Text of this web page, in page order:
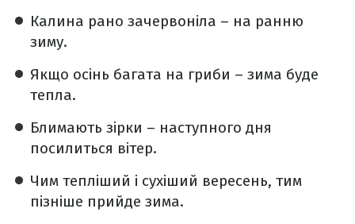
Калина рано зачервоніла – на ранню
зиму.
Якщо осінь багата на гриби – зима буде
тепла.
Блимають зірки – наступного дня
посилиться вітер.
Чим тепліший і сухіший вересень, тим
пізніше прийде зима.